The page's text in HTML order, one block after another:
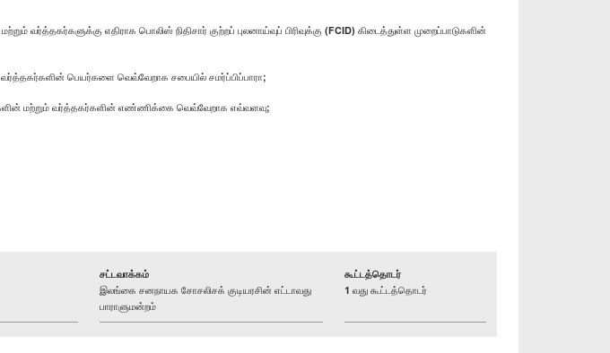
எதிராக பொலிஸ் நிதிசார் குற்றப் புலனாய்வுப் பிரிவுக்கு (FCID) கிடைத்துள்ள முறைப்பாடுகளின்
பெயர்களை வெவ்வேறாக சபையில் சமர்ப்பிப்பாரா;
மற்றும் வர்த்தகர்களின் எண்ணிக்கை வெவ்வேறாக எவ்வளவு;
சட்டவாக்கம்
இலங்கை சனநாயக சோசலிசக் குடியரசின் எட்டாவது
பாராளுமன்றம்
கூட்டத்தொடர்
1 வது கூட்டத்தொடர்